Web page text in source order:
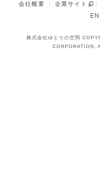
会社概要
企業サイト
株式会社ゆとりの空間
CORPORATION,